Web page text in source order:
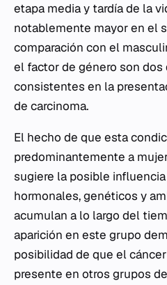
etapa media y tardía de la
notablemente mayor en el
comparación con el
el factor de género son
consistentes en la
de carcinoma.
El hecho de que esta
predominantemente a
sugiere la posible
hormonales, genéticos y
acumulan a lo largo del
aparición en este grupo
posibilidad de que el
presente en otros grupos